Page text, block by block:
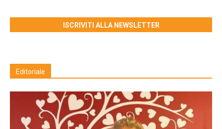
ISCRIVITI ALLA NEWSLETTER
Editoriale